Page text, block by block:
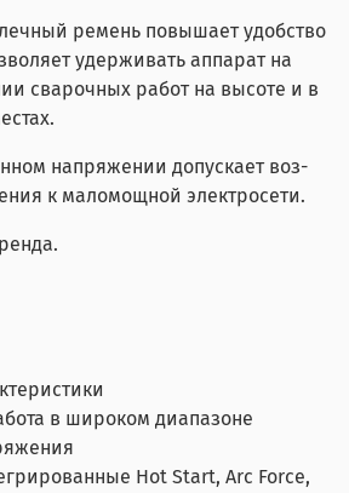
ремень повышает удобство
удерживать аппарат на
сварочных работ на высоте и в
напряжении допускает воз-
к маломощной электросети.
в широком диапазоне
Hot Start, Arc Force,